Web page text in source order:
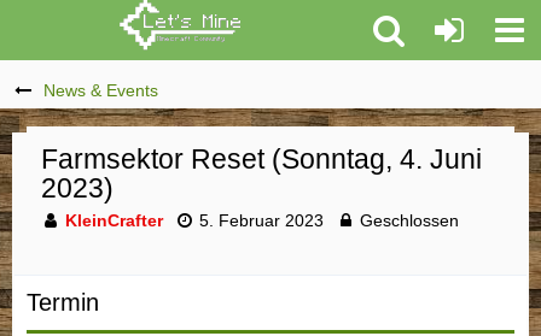
News & Events
Farmsektor Reset (Sonntag, 4. Juni
2023)
KleinCrafter 5. Februar 2023 Geschlossen
Termin